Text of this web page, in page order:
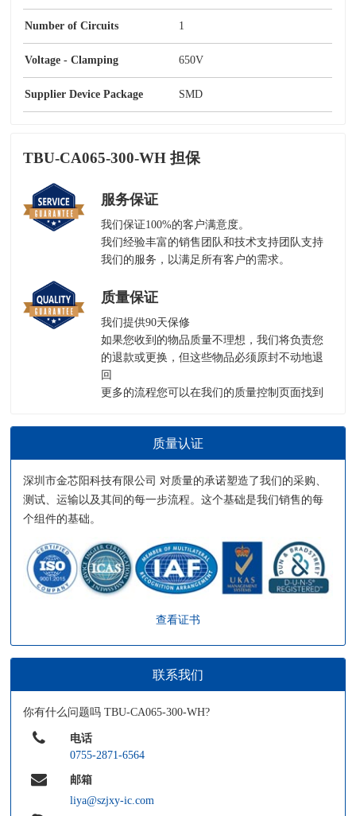
Number of Circuits 1
Voltage - Clamping 650V
Supplier Device Package SMD
TBU-CA065-300-WH 担保
服务保证
我们保证100%的客户满意度。
我们经验丰富的销售团队和技术支持团队支持
我们的服务，以满足所有客户的需求。
质量保证
我们提供90天保修
如果您收到的物品质量不理想，我们将负责您
的退款或更换，但这些物品必须原封不动地退
回
更多的流程您可以在我们的质量控制页面找到
质量认证
深圳市金芯阳科技有限公司 对质量的承诺塑造了我们的采购、
测试、运输以及其间的每一步流程。这个基础是我们销售的每
个组件的基础。
查看证书
联系我们
你有什么问题吗 TBU-CA065-300-WH?
电话
0755-2871-6564
邮箱
liya@szjxy-ic.com